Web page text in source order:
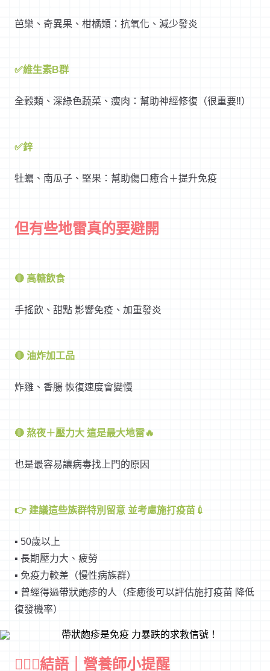
芭樂、奇異果、柑橘類：抗氧化、減少發炎
✅維生素B群
全穀類、深綠色蔬菜、瘦肉：幫助神經修復（很重要‼️）
✅鋅
牡蠣、南瓜子、堅果：幫助傷口癒合＋提升免疫
但有些地雷真的要避開
🔴 高糖飲食
手搖飲、甜點 影響免疫、加重發炎
🔴 油炸加工品
炸雞、香腸 恢復速度會變慢
🔴 熬夜＋壓力大 這是最大地雷🔥
也是最容易讓病毒找上門的原因
👉 建議這些族群特別留意 並考慮施打疫苗💉
▪ 50歲以上
▪ 長期壓力大、疲勞
▪ 免疫力較差（慢性病族群）
▪ 曾經得過帶狀皰疹的人（痊癒後可以評估施打疫苗 降低
復發機率）
👩🏻‍⚕️結語｜ 營養師小提醒